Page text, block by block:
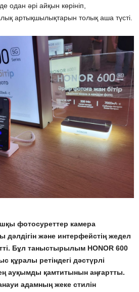
одан әрі айқын көрініп,
артықшылықтарын толық аша түсті.
фотосуреттер камера
дәлдігін және интерфейстің жедел
Бұл таныстырылым HONOR 600
құралы ретіндегі дәстүрлі
ауқымды қамтитынын аңғартты.
адамның жеке стилін